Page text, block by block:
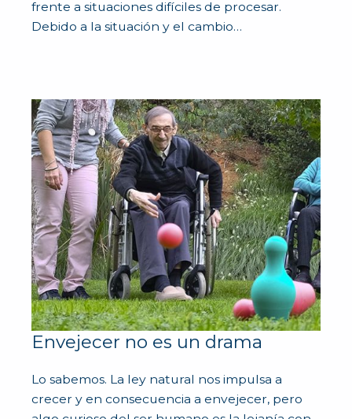
frente a situaciones difíciles de procesar.
Debido a la situación y el cambio…
Envejecer no es un drama
Lo sabemos. La ley natural nos impulsa a
crecer y en consecuencia a envejecer, pero